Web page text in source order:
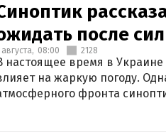
после
августа, 08:00 2128
настоящее время в
на жаркую погоду.
фронта